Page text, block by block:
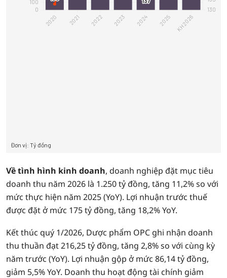
Về tình hình kinh doanh, doanh nghiệp đặt mục tiêu
doanh thu năm 2026 là 1.250 tỷ đồng, tăng 11,2% so với
mức thực hiện năm 2025 (YoY). Lợi nhuận trước thuế
được đặt ở mức 175 tỷ đồng, tăng 18,2% YoY.
Kết thúc quý 1/2026, Dược phẩm OPC ghi nhận doanh
thu thuần đạt 216,25 tỷ đồng, tăng 2,8% so với cùng kỳ
năm trước (YoY). Lợi nhuận gộp ở mức 86,14 tỷ đồng,
giảm 5,5% YoY. Doanh thu hoạt động tài chính giảm